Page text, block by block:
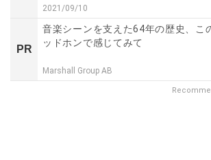
2021/09/10
PR
音楽シーンを支えた64年の歴史、こ
ッドホンで感じてみて
Marshall Group AB